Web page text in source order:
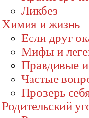
Ликбез
Химия и жизнь
Если друг
Мифы и
Правдивые
Частые
Проверь
Родительский